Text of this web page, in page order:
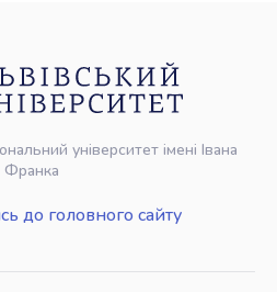
університет імені Івана
Франка
до головного сайту